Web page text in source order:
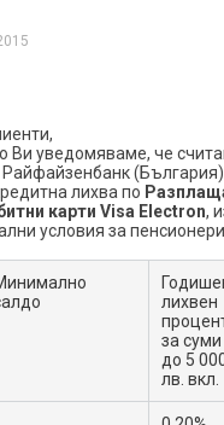
Ви уведомяваме, че
Райфайзенбанк
лихва по
карти Visa Electron,
условия за
лихвен
за суми
до 5
лв. вкл.